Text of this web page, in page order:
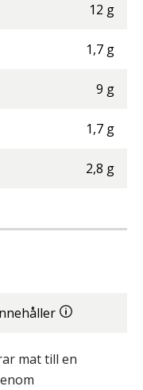
12 g
1,7 g
9 g
1,7 g
2,8 g
mat till en